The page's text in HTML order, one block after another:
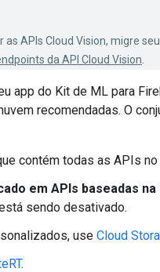
APIs Cloud Vision, migre
da API Cloud Vision
app do Kit de ML para
recomendadas. O
contém todas as APIs
em APIs baseadas
sendo desativado.
use Cloud
.